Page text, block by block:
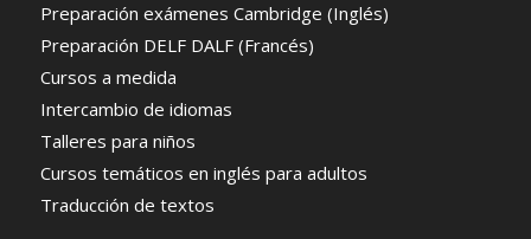
Preparación exámenes Cambridge (Inglés)
Preparación DELF DALF (Francés)
Cursos a medida
Intercambio de idiomas
Talleres para niños
Cursos temáticos en inglés para adultos
Traducción de textos